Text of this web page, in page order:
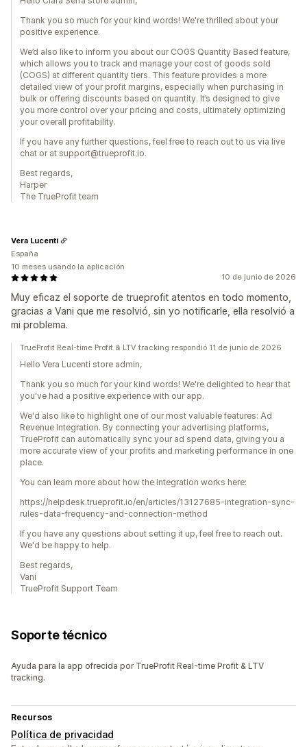
Thank you so much for your kind words! We're thrilled about your
positive experience.
We’d also like to inform you about our COGS Quantity Based feature,
which allows you to track and manage your cost of goods sold
(COGS) at different quantity tiers. This feature provides a more
detailed view of your profit margins, especially when purchasing in
bulk or offering discounts based on quantity. It’s designed to give
you more control over your pricing and costs, ultimately optimizing
your overall profitability.
If you have any further questions, feel free to reach out to us via live
chat or at support@trueprofit.io.
Best regards,
Harper
The TrueProfit team
10 de junio de 2026
Muy eficaz el soporte de trueprofit atentos en todo momento,
gracias a Vani que me resolvió, sin yo notificarle, ella resolvió a
mi problema.
Vera Lucenti
España
10 meses usando la aplicación
TrueProfit Real-time Profit & LTV tracking respondió 11 de junio de 2026
Hello Vera Lucenti store admin,
Thank you so much for your kind words! We're delighted to hear that
you've had a positive experience with our app.
We'd also like to highlight one of our most valuable features: Ad
Revenue Integration. By connecting your advertising platforms,
TrueProfit can automatically sync your ad spend data, giving you a
more accurate view of your profits and marketing performance in one
place.
You can learn more about how the integration works here:
https://helpdesk.trueprofit.io/en/articles/13127685-integration-sync-
rules-data-frequency-and-connection-method
If you have any questions about setting it up, feel free to reach out.
We'd be happy to help.
Best regards,
Vani
TrueProfit Support Team
Soporte técnico
Ayuda para la app ofrecida por TrueProfit Real-time Profit & LTV
tracking.
Recursos
Política de privacidad